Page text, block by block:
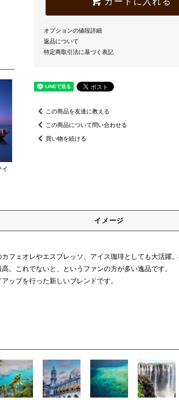
イ
オプションの値段詳細
返品について
特定商取引法に基づく表記
この商品を友達に教える
この商品について問い合わせる
買い物を続ける
イメージ
フェオレやエスプレッソ、アイス珈琲としても大活躍
。これでないと、というファンの方が多い逸品です。
ップを行った新しいブレンドです。